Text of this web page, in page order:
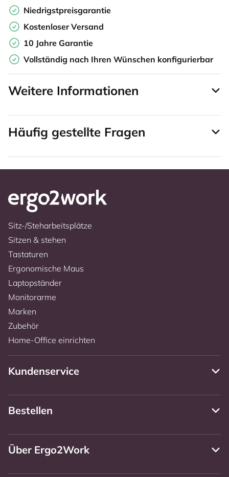
Niedrigstpreisgarantie
Kostenloser Versand
10 Jahre Garantie
Vollständig nach Ihren Wünschen konfigurierbar
Weitere Informationen
Häufig gestellte Fragen
Sitz-/Steharbeitsplätze
Sitzen & stehen
Tastaturen
Ergonomische Maus
Laptopständer
Monitorarme
Marken
Zubehör
Home-Office einrichten
Kundenservice
Bestellen
Über Ergo2Work